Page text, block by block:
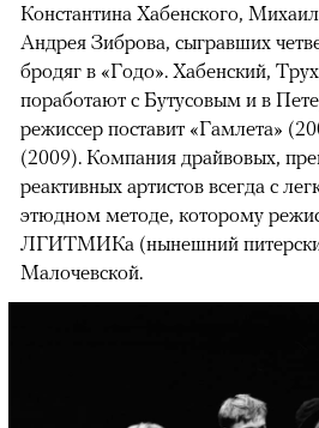
Константина Хабенского,
Андрея Зиброва, сыгравших
бродяг в «Годо». Хабенский,
поработают с Бутусовым и в
режиссер поставит «Гамлета»
(2009). Компания драйвовых,
реактивных артистов всегда с
этюдном методе, которому
ЛГИТМИКа (нынешний
Малочевской.